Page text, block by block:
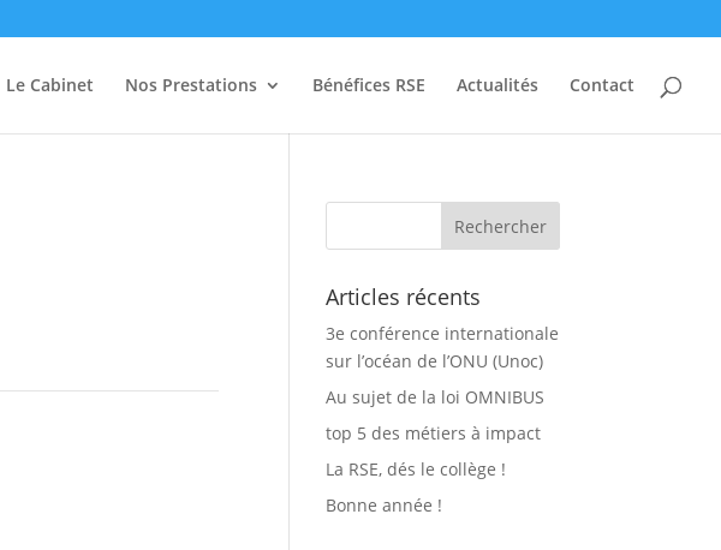
Le Cabinet Nos Prestations Bénéfices RSE Actualités Contact
Articles récents
3e conférence internationale
sur l’océan de l’ONU (Unoc)
Au sujet de la loi OMNIBUS
top 5 des métiers à impact
La RSE, dés le collège !
Bonne année !